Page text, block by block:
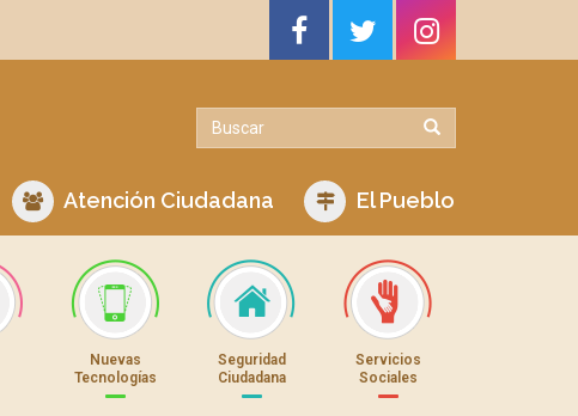
Atención Ciudadana El Pueblo
Nuevas
Tecnologías
Seguridad
Ciudadana
Servicios
Sociales